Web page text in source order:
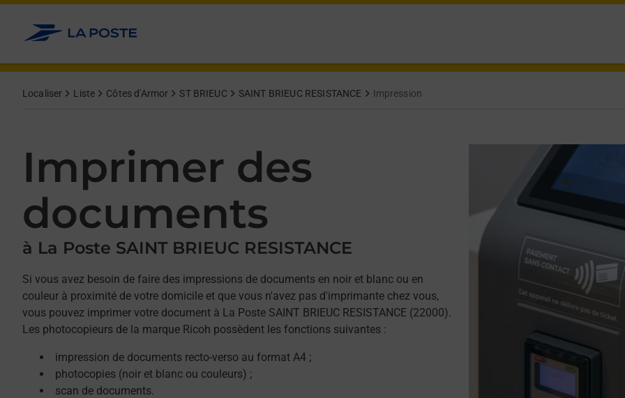
Allez au contenu
Localiser Liste Côtes d'Armor ST BRIEUC SAINT BRIEUC RESISTANCE Impression
Imprimer des
documents
à La Poste SAINT BRIEUC RESISTANCE
Si vous avez besoin de faire des impressions de documents en noir et blanc ou en
couleur à proximité de votre domicile et que vous n'avez pas d'imprimante chez vous,
vous pouvez imprimer votre document à La Poste SAINT BRIEUC RESISTANCE (22000).
Les photocopieurs de la marque Ricoh possèdent les fonctions suivantes :
impression de documents recto-verso au format A4 ;
photocopies (noir et blanc ou couleurs) ;
scan de documents.
Afficher ou masquer la réponse
Afficher ou masquer la réponse
Afficher ou masquer la réponse
Afficher ou masquer la réponse